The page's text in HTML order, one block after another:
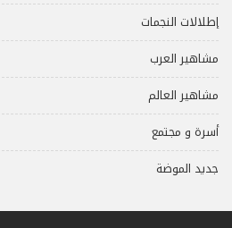
إطلالات النجمات
مشاهير العرب
مشاهير العالم
أسرة و مجتمع
جديد الموضة